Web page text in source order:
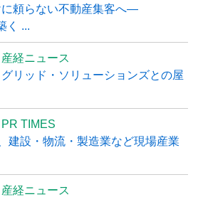
頼らない不動産集客へ―
く ...
産経ニュース
リッド・ソリューションズとの屋
PR TIMES
建設・物流・製造業など現場産業
産経ニュース